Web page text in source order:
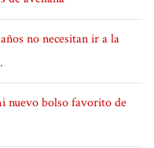
no necesitan ir a la
nuevo bolso favorito de